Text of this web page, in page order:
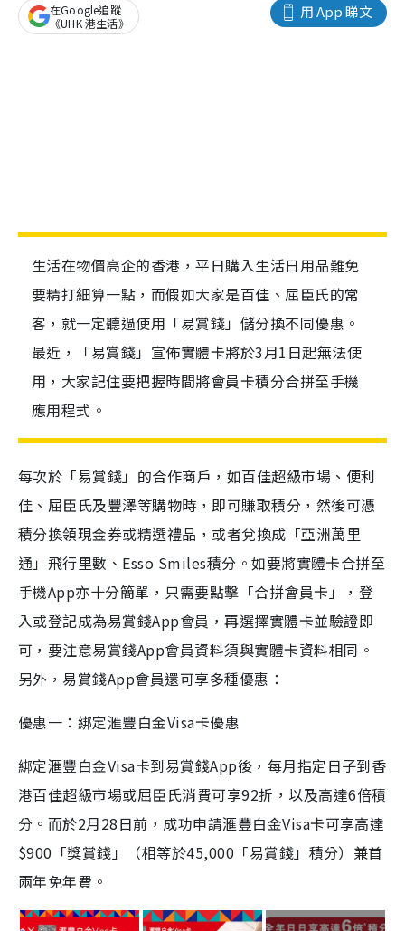
用 App 睇文
在Google追蹤
《UHK 港生活》
生活在物價高企的香港，平日購入生活日用品難免
要精打細算一點，而假如大家是百佳、屈臣氏的常
客，就一定聽過使用「易賞錢」儲分換不同優惠。
最近，「易賞錢」宣佈實體卡將於3月1日起無法使
用，大家記住要把握時間將會員卡積分合拼至手機
應用程式。
每次於「易賞錢」的合作商戶，如百佳超級市場、便利
佳、屈臣氏及豐澤等購物時，即可賺取積分，然後可憑
積分換領現金券或精選禮品，或者兌換成「亞洲萬里
通」飛行里數、Esso Smiles積分。如要將實體卡合拼至
手機App亦十分簡單，只需要點擊「合拼會員卡」，登
入或登記成為易賞錢App會員，再選擇實體卡並驗證即
可，要注意易賞錢App會員資料須與實體卡資料相同。
另外，易賞錢App會員還可享多種優惠：
優惠一：綁定滙豐白金Visa卡優惠
綁定滙豐白金Visa卡到易賞錢App後，每月指定日子到香
港百佳超級市場或屈臣氏消費可享92折，以及高達6倍積
分。而於2月28日前，成功申請滙豐白金Visa卡可享高達
$900「獎賞錢」（相等於45,000「易賞錢」積分）兼首
兩年免年費。